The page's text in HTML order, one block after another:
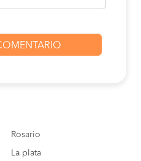
Rosario
La plata